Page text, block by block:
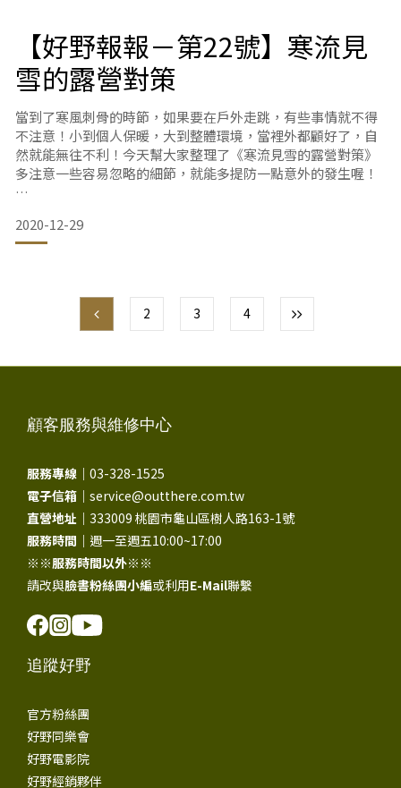
意事項，提供大家參考：
【好野報報－第22號】寒流見
雪的露營對策
當到了寒風刺骨的時節，如果要在戶外走跳，有些事情就不得
不注意！小到個人保暖，大到整體環境，當裡外都顧好了，自
然就能無往不利！今天幫大家整理了《寒流見雪的露營對策》
多注意一些容易忽略的細節，就能多提防一點意外的發生喔！
順帶一提：若您想引用此表，做任何商業、廣告宣傳用途，請
2020-12-29
2 3 4
顧客服務與維修中心
服務專線｜ 03-328-1525
電子信箱｜ service@outthere.com.tw
直營地址｜ 333009 桃園市龜山區樹人路163-1號
服務時間｜ 週一至週五10:00~17:00
※※服務時間以外※※
請改與臉書粉絲團小編或利用E-Mail聯繫
追蹤好野
官方粉絲團
好野同樂會
好野電影院
好野經銷夥伴